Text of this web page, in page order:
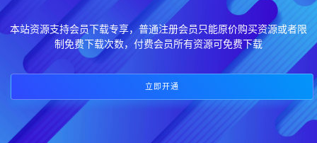
本站资源支持会员下载专享，普通注册会员只能原价购买资源或者限
制免费下载次数，付费会员所有资源可免费下载
立即开通